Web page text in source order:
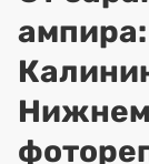
Нижнем